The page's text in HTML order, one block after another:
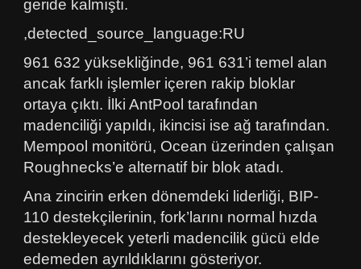
geride kalmıştı.
,detected_source_language:RU
961 632 yüksekliğinde, 961 631’i temel alan
ancak farklı işlemler içeren rakip bloklar
ortaya çıktı. İlki AntPool tarafından
madenciliği yapıldı, ikincisi ise ağ tarafından.
Mempool monitörü, Ocean üzerinden çalışan
Roughnecks’e alternatif bir blok atadı.
Ana zincirin erken dönemdeki liderliği, BIP-
110 destekçilerinin, fork’larını normal hızda
destekleyecek yeterli madencilik gücü elde
edemeden ayrıldıklarını gösteriyor.